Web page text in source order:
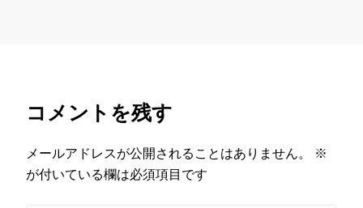
コメントを残す
メールアドレスが公開されることはありません。
※
が付いている欄は必須項目です